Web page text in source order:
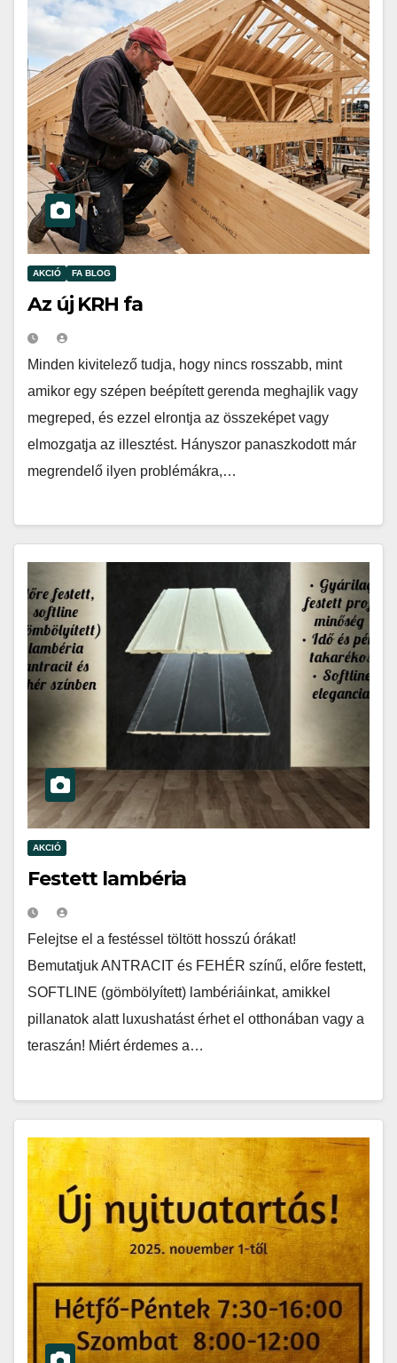
AKCIÓ FA BLOG
Az új KRH fa
Minden kivitelező tudja, hogy nincs rosszabb, mint
amikor egy szépen beépített gerenda meghajlik vagy
megreped, és ezzel elrontja az összeképet vagy
elmozgatja az illesztést. Hányszor panaszkodott már
megrendelő ilyen problémákra,…
AKCIÓ
Festett lambéria
Felejtse el a festéssel töltött hosszú órákat!
Bemutatjuk ANTRACIT és FEHÉR színű, előre festett,
SOFTLINE (gömbölyített) lambériáinkat, amikkel
pillanatok alatt luxushatást érhet el otthonában vagy a
teraszán! Miért érdemes a…